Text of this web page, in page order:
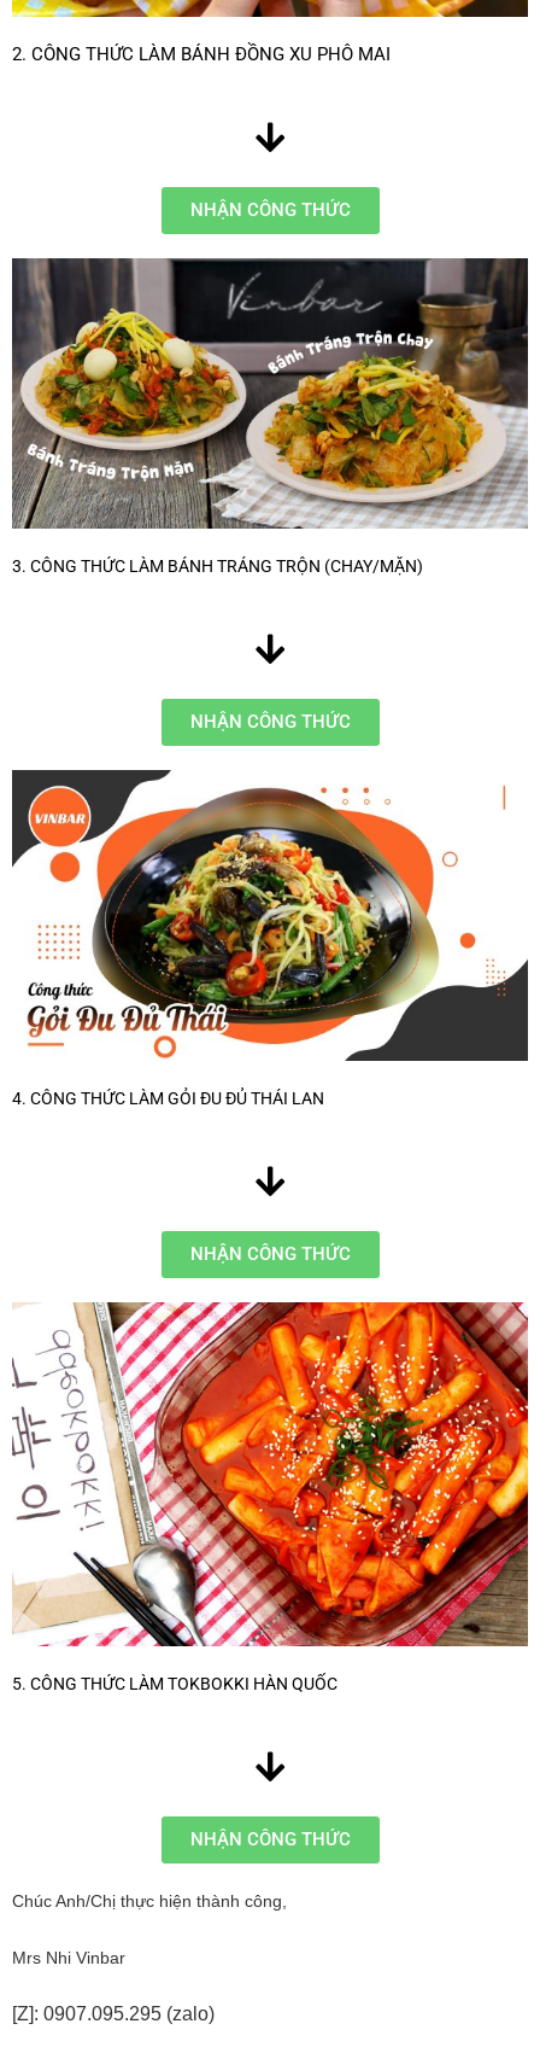
2. CÔNG THỨC LÀM BÁNH ĐỒNG XU PHÔ MAI
NHẬN CÔNG THỨC
3. CÔNG THỨC LÀM BÁNH TRÁNG TRỘN (CHAY/MẶN)
NHẬN CÔNG THỨC
4. CÔNG THỨC LÀM GỎI ĐU ĐỦ THÁI LAN
NHẬN CÔNG THỨC
5. CÔNG THỨC LÀM TOKBOKKI HÀN QUỐC
NHẬN CÔNG THỨC
Chúc Anh/Chị thực hiện thành công,
Mrs Nhi Vinbar
[Z]: 0907.095.295 (zalo)